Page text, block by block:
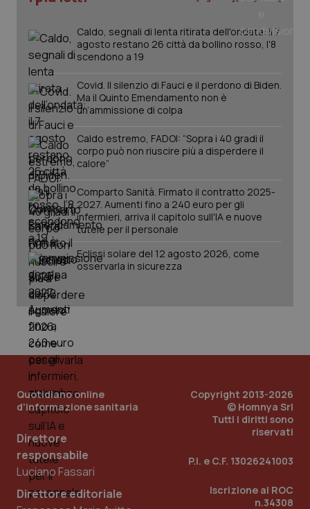
Caldo, segnali di lenta ritirata dell'ondata: il 7
agosto restano 26 città da bollino rosso, l'8
scendono a 19
Covid. Il silenzio di Fauci e il perdono di Biden.
Ma il Quinto Emendamento non è
un’ammissione di colpa
Caldo estremo, FADOI: “Sopra i 40 gradi il
corpo può non riuscire più a disperdere il
calore”
Comparto Sanità. Firmato il contratto 2025-
2027. Aumenti fino a 240 euro per gli
infermieri, arriva il capitolo sull'IA e nuove
tutele per il personale
Eclissi solare del 12 agosto 2026, come
osservarla in sicurezza
Quotidiano online
d'informazione sanitaria
Direttore
responsabile
Luciano Fassari
Direttore editoriale
Copyright 2013-2026
© Homnya Srl
Tutti i diritti sono
riservati
P.I. e C.F. 13026241003
Iscrizione al ROC
n.34308
PHPSESSID